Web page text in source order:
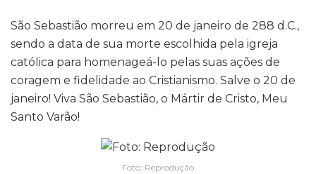
São Sebastião morreu em 20 de janeiro de 288 d.C.,
sendo a data de sua morte escolhida pela igreja
católica para homenageá-lo pelas suas ações de
coragem e fidelidade ao Cristianismo. Salve o 20 de
janeiro! Viva São Sebastião, o Mártir de Cristo, Meu
Santo Varão!
Foto: Reprodução